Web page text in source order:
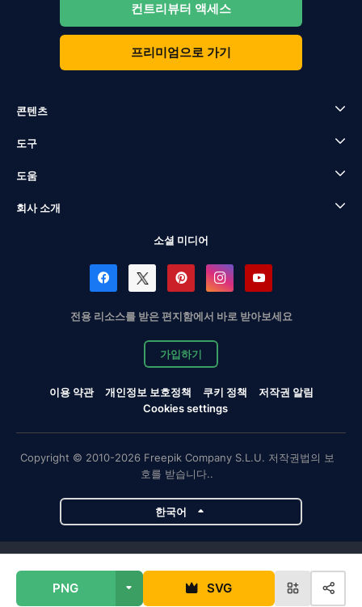
PNG SVG
컨트리뷰터 액세스
프리미엄으로 가기
콘텐츠
도구
도움
회사 소개
소셜 미디어
전용 리소스를 받은 편지함에서 바로 받아보세요
가입하기
이용 약관 개인정보 보호정책 쿠키 정책
저작권 알림
Cookies settings
Copyright © 2010-2026 Freepik Company S.L.U. 저작권법의 보
호를 받습니다..
한국어